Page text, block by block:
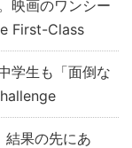
映画のワンシー
First-Class
学生も「面倒な
結果の先にあ